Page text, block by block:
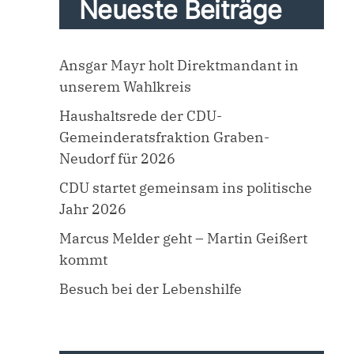
Neueste Beiträge
Ansgar Mayr holt Direktmandant in
unserem Wahlkreis
Haushaltsrede der CDU-
Gemeinderatsfraktion Graben-
Neudorf für 2026
CDU startet gemeinsam ins politische
Jahr 2026
Marcus Melder geht – Martin Geißert
kommt
Besuch bei der Lebenshilfe